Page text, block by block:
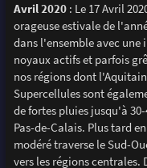
Avril 2020: Le 17 Avril
orageuse estivale de
dans l'ensemble avec une
noyaux actifs et parfois
nos régions dont
Supercellules sont
de fortes pluies jusqu'à
Pas-de-Calais. Plus tard
modéré traverse le Sud-
vers les régions centrales.